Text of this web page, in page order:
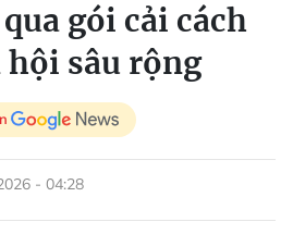
gói cải cách
sâu rộng
- 04:28